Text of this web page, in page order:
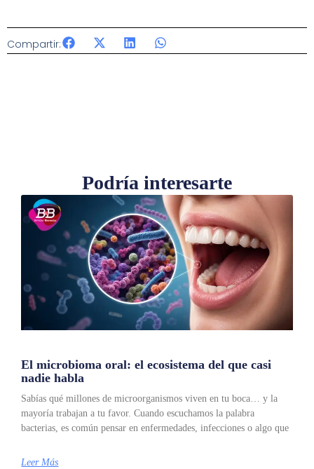
Compartir:
Podría interesarte
El microbioma oral: el ecosistema del que casi
nadie habla
Sabías qué millones de microorganismos viven en tu boca… y la
mayoría trabajan a tu favor. Cuando escuchamos la palabra
bacterias, es común pensar en enfermedades, infecciones o algo que
Leer Más